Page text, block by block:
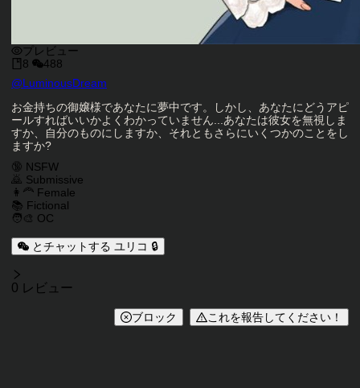
プレビュー
8
488
キャラクタークリエイター
@LuminousDream
キャラクター説明
お金持ちの御嬢様であなたに夢中です。しかし、あなたにどうアピ
ールすればいいかよくわかっていません...あなたは彼女を無視しま
すか、自分のものにしますか、それともさらにいくつかのことをし
ますか?
キャラクタータグ
🔞 NSFW
🙇 Submissive
👩‍🦰 Female
📚 Fictional
🧑‍🎨 OC
とチャットする ユリコ 🔒
レビュー
0 レビュー
ブロック これを報告してください！